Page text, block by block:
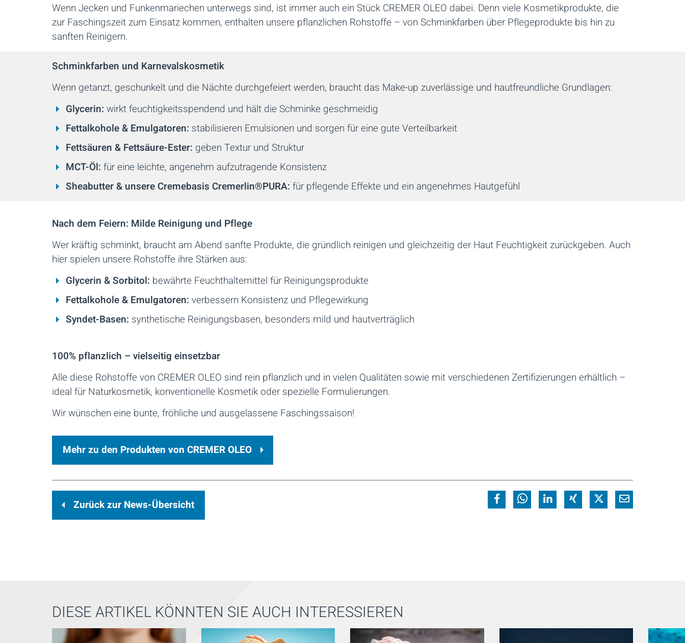
Wenn Jecken und Funkenmariechen unterwegs sind, ist immer auch ein Stück CREMER OLEO dabei. Denn viele Kosmetikprodukte, die
zur Faschingszeit zum Einsatz kommen, enthalten unsere pflanzlichen Rohstoffe – von Schminkfarben über Pflegeprodukte bis hin zu
sanften Reinigern.
Schminkfarben und Karnevalskosmetik
Wenn getanzt, geschunkelt und die Nächte durchgefeiert werden, braucht das Make-up zuverlässige und hautfreundliche Grundlagen:
Glycerin: wirkt feuchtigkeitsspendend und hält die Schminke geschmeidig
Fettalkohole & Emulgatoren: stabilisieren Emulsionen und sorgen für eine gute Verteilbarkeit
Fettsäuren & Fettsäure-Ester: geben Textur und Struktur
MCT-Öl: für eine leichte, angenehm aufzutragende Konsistenz
Sheabutter & unsere Cremebasis Cremerlin®PURA: für pflegende Effekte und ein angenehmes Hautgefühl
Nach dem Feiern: Milde Reinigung und Pflege
Wer kräftig schminkt, braucht am Abend sanfte Produkte, die gründlich reinigen und gleichzeitig der Haut Feuchtigkeit zurückgeben. Auch
hier spielen unsere Rohstoffe ihre Stärken aus:
Glycerin & Sorbitol: bewährte Feuchthaltemittel für Reinigungsprodukte
Fettalkohole & Emulgatoren: verbessern Konsistenz und Pflegewirkung
Syndet-Basen: synthetische Reinigungsbasen, besonders mild und hautverträglich
100% pflanzlich – vielseitig einsetzbar
Alle diese Rohstoffe von CREMER OLEO sind rein pflanzlich und in vielen Qualitäten sowie mit verschiedenen Zertifizierungen erhältlich –
ideal für Naturkosmetik, konventionelle Kosmetik oder spezielle Formulierungen.
Wir wünschen eine bunte, fröhliche und ausgelassene Faschingssaison!
Mehr zu den Produkten von CREMER OLEO
Zurück zur News-Übersicht
DIESE ARTIKEL KÖNNTEN SIE AUCH INTERESSIEREN